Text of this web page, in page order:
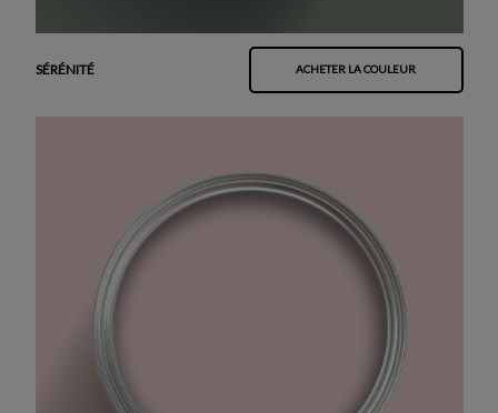
SÉRÉNITÉ ACHETER LA COULEUR